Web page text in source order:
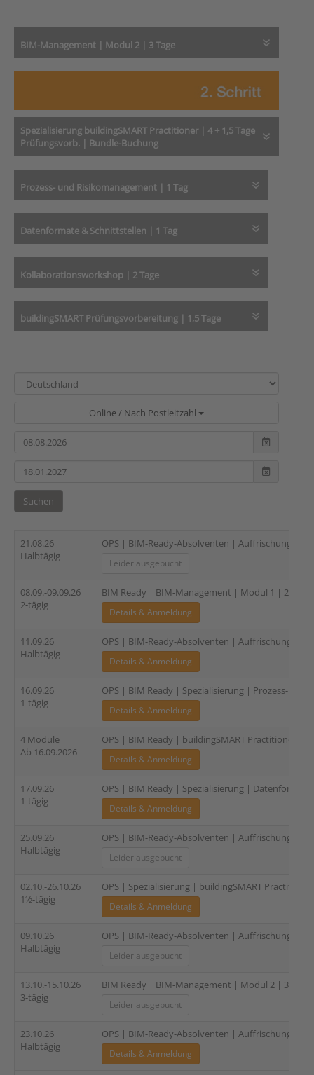
BIM-Management | Modul 2 | 3 Tage
Spezialisierung buildingSMART Practitioner | 4 + 1,5 Tage
Prüfungsvorb. | Bundle-Buchung
Prozess- und Risikomanagement | 1 Tag
Datenformate & Schnittstellen | 1 Tag
Kollaborationsworkshop | 2 Tage
buildingSMART Prüfungsvorbereitung | 1,5 Tage
Online / Nach Postleitzahl
Suchen
21.08.26
Halbtägig
OPS | BIM-Ready-Absolventen | Auffrischung
Leider ausgebucht
08.09.-09.09.26
2-tägig
BIM Ready | BIM-Management | Modul 1 | 2-tägig
Details & Anmeldung
11.09.26
Halbtägig
OPS | BIM-Ready-Absolventen | Auffrischung
Details & Anmeldung
16.09.26
1-tägig
OPS | BIM Ready | Spezialisierung | Prozess- und
Details & Anmeldung
4 Module
Ab 16.09.2026
OPS | BIM Ready | buildingSMART Practitioner |
Details & Anmeldung
17.09.26
1-tägig
OPS | BIM Ready | Spezialisierung |
Details & Anmeldung
25.09.26
Halbtägig
OPS | BIM-Ready-Absolventen | Auffrischung
Leider ausgebucht
02.10.-26.10.26
1½-tägig
OPS | Spezialisierung | buildingSMART
Details & Anmeldung
09.10.26
Halbtägig
OPS | BIM-Ready-Absolventen | Auffrischung
Leider ausgebucht
13.10.-15.10.26
3-tägig
BIM Ready | BIM-Management | Modul 2 | 3-tägig
Leider ausgebucht
23.10.26
Halbtägig
OPS | BIM-Ready-Absolventen | Auffrischung
Details & Anmeldung